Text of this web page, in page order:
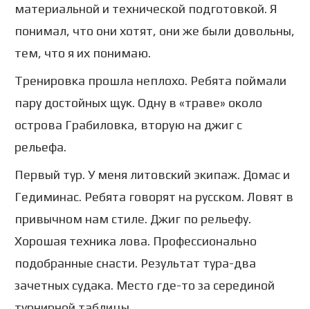
материальной и технической подготовкой. Я
понимал, что они хотят, они же были довольны,
тем, что я их понимаю.
Тренировка прошла неплохо. Ребята поймали
пару достойных щук. Одну в «траве» около
острова Грабиловка, вторую на джиг с
рельефа.
Первый тур. У меня литовский экипаж. Домас и
Гедиминас. Ребята говорят на русском. Ловят в
привычном нам стиле. Джиг по рельефу.
Хорошая техника лова. Профессионально
подобранные снасти. Результат тура-два
зачетных судака. Место где-то за серединой